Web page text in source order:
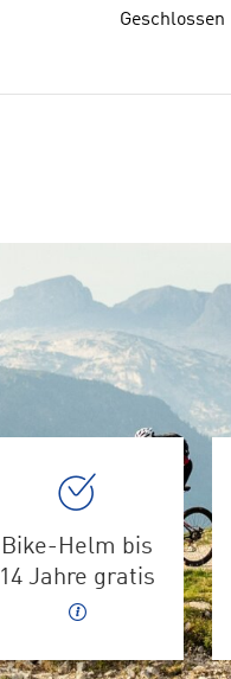
Geschlossen
Bike-Helm bis
14 Jahre gratis